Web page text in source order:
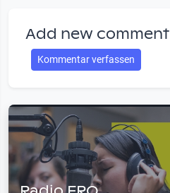
Add new comment
Kommentar verfassen